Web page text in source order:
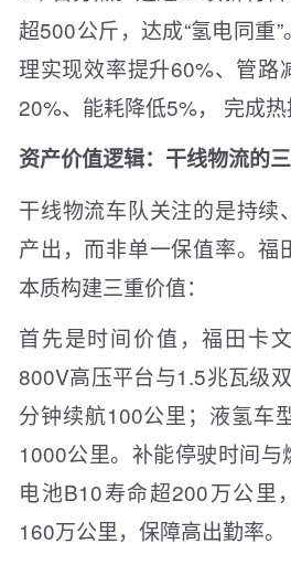
超500公斤，达成“氢电同重
理实现效率提升60%、管路
20%、能耗降低5%， 完成热
资产价值逻辑：干线物流的
干线物流车队关注的是持续
产出，而非单一保值率。福
本质构建三重价值：
首先是时间价值，福田卡
800V高压平台与1.5兆瓦级
分钟续航100公里；液氢车
1000公里。补能停驶时间
电池B10寿命超200万公里
160万公里，保障高出勤率。